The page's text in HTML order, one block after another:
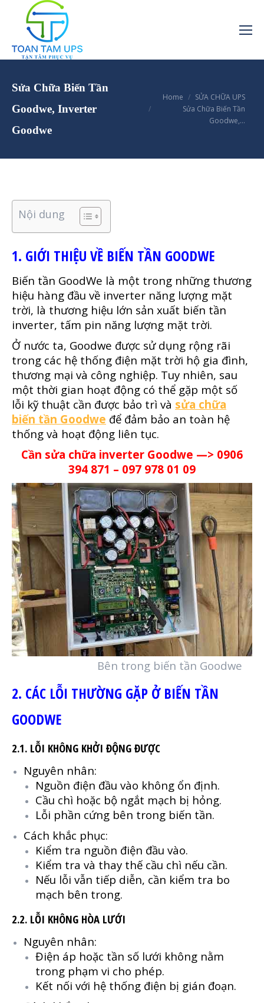
Sửa Chữa Biến Tần
Goodwe, Inverter
Goodwe
You are here:
Home
SỬA CHỮA UPS
Sửa Chữa Biến Tần
Goodwe,…
Nội dung
1. GIỚI THIỆU VỀ BIẾN TẦN GOODWE
Biến tần GoodWe là một trong những thương
hiệu hàng đầu về inverter năng lượng mặt
trời, là thương hiệu lớn sản xuất biến tần
inverter, tấm pin năng lượng mặt trời.
Ở nước ta, Goodwe được sử dụng rộng rãi
trong các hệ thống điện mặt trời hộ gia đình,
thương mại và công nghiệp. Tuy nhiên, sau
một thời gian hoạt động có thể gặp một số
lỗi kỹ thuật cần được bảo trì và sửa chữa
biến tần Goodwe để đảm bảo an toàn hệ
thống và hoạt động liên tục.
Cần sửa chữa inverter Goodwe —> 0906
394 871 – 097 978 01 09
Bên trong biến tần Goodwe
2. CÁC LỖI THƯỜNG GẶP Ở BIẾN TẦN
GOODWE
2.1. LỖI KHÔNG KHỞI ĐỘNG ĐƯỢC
Nguyên nhân:
Nguồn điện đầu vào không ổn định.
Cầu chì hoặc bộ ngắt mạch bị hỏng.
Lỗi phần cứng bên trong biến tần.
Cách khắc phục:
Kiểm tra nguồn điện đầu vào.
Kiểm tra và thay thế cầu chì nếu cần.
Nếu lỗi vẫn tiếp diễn, cần kiểm tra bo
mạch bên trong.
2.2. LỖI KHÔNG HÒA LƯỚI
Nguyên nhân:
Điện áp hoặc tần số lưới không nằm
trong phạm vi cho phép.
Kết nối với hệ thống điện bị gián đoạn.